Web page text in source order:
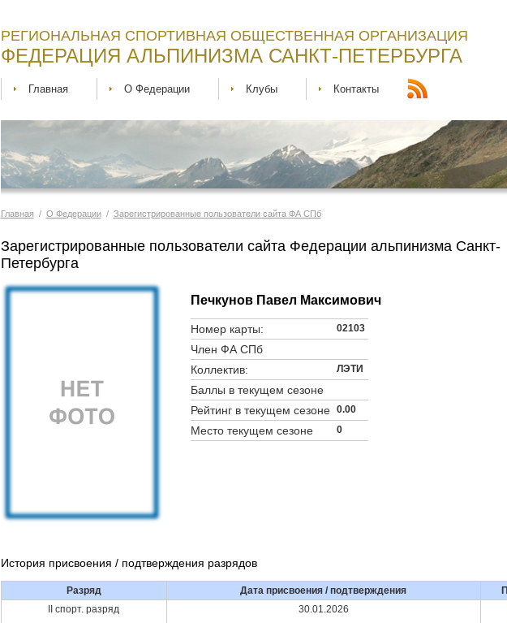
РЕГИОНАЛЬНАЯ СПОРТИВНАЯ ОБЩЕСТВЕННАЯ ОРГАНИЗАЦИЯ
ФЕДЕРАЦИЯ АЛЬПИНИЗМА САНКТ-ПЕТЕРБУРГА
Главная О Федерации Клубы Контакты
Главная / О Федерации/ Зарегистрированные пользователи сайта ФА СПб
Зарегистрированные пользователи сайта Федерации альпинизма Санкт-
Петербурга
Печкунов Павел Максимович
Номер карты: 02103
Член ФА СПб
Коллектив:
ЛЭТИ
Баллы в текущем сезоне
Рейтинг в текущем сезоне 0.00
Место текущем сезоне 0
История присвоения / подтверждения разрядов
Разряд Дата присвоения / подтверждения
II спорт. разряд
30.01.2026